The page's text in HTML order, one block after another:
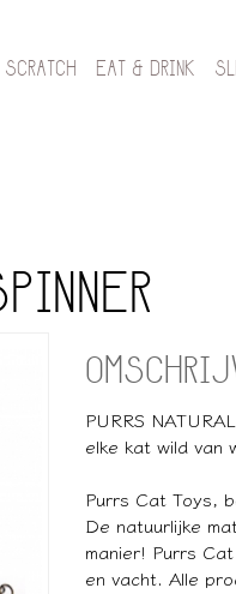
EAT & DRINK
PURRS
elke kat wild van
Purrs Cat Toys,
De natuurlijke
manier! Purrs
en vacht. Alle